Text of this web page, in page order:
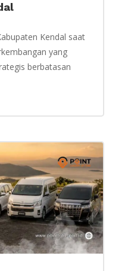
Kendal saat
yang
berbatasan